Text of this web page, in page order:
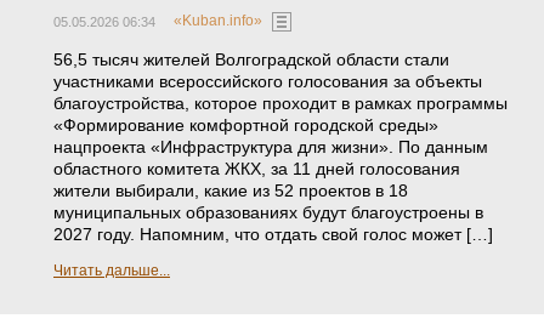
05.05.2026 06:34 «Kuban.info»
56,5 тысяч жителей Волгоградской области стали
участниками всероссийского голосования за объекты
благоустройства, которое проходит в рамках программы
«Формирование комфортной городской среды»
нацпроекта «Инфраструктура для жизни». По данным
областного комитета ЖКХ, за 11 дней голосования
жители выбирали, какие из 52 проектов в 18
муниципальных образованиях будут благоустроены в
2027 году. Напомним, что отдать свой голос может […]
Читать дальше...